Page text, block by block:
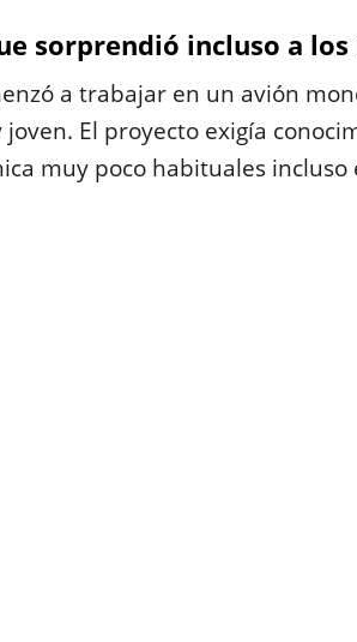
sorprendió incluso a
a trabajar en un avión
El proyecto exigía
muy poco habituales